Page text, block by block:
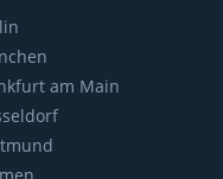
am Main